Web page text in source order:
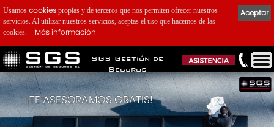
SGS Gestión de
Seguros
¡TE ASESORAMOS GRATIS!
Aceptar
Usamos cookies propias y de terceros que nos permiten ofrecer nuestros
servicios. Al utilizar nuestros servicios, aceptas el uso que hacemos de las
cookies.
Más información